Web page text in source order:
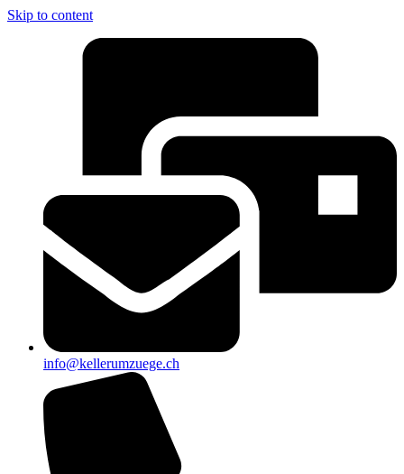
Skip to content
info@kellerumzuege.ch